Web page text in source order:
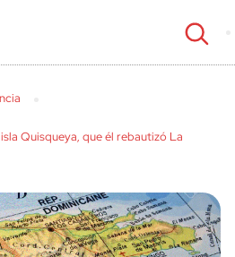
Quisqueya, que él rebautizó La